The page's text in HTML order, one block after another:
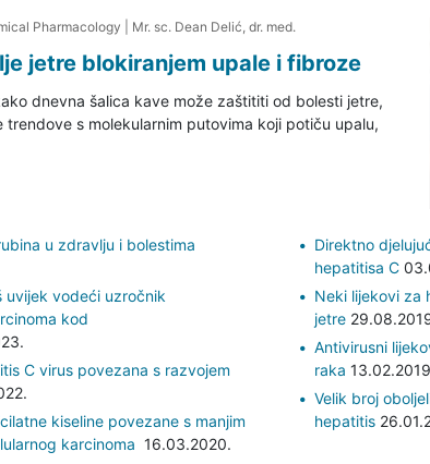
Pharmacology Mr. sc. Dean Delić, dr. med.
jetre blokiranjem upale i fibroze
dnevna šalica kave može zaštititi od bolesti jetre,
trendove s molekularnim putovima koji potiču upalu,
u zdravlju i bolestima
uvijek vodeći uzročnik
kod
C virus povezana s razvojem
kiseline povezane s manjim
karcinoma 16.03.2020.
Direktno
hepatitisa C
Neki lijekovi za
jetre
Antivirusni
raka
Velik broj
hepatitis